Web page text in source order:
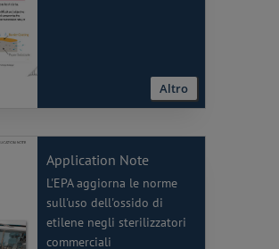
Altro
Application Note
L'EPA aggiorna le norme
sull'uso dell'ossido di
etilene negli sterilizzatori
commerciali